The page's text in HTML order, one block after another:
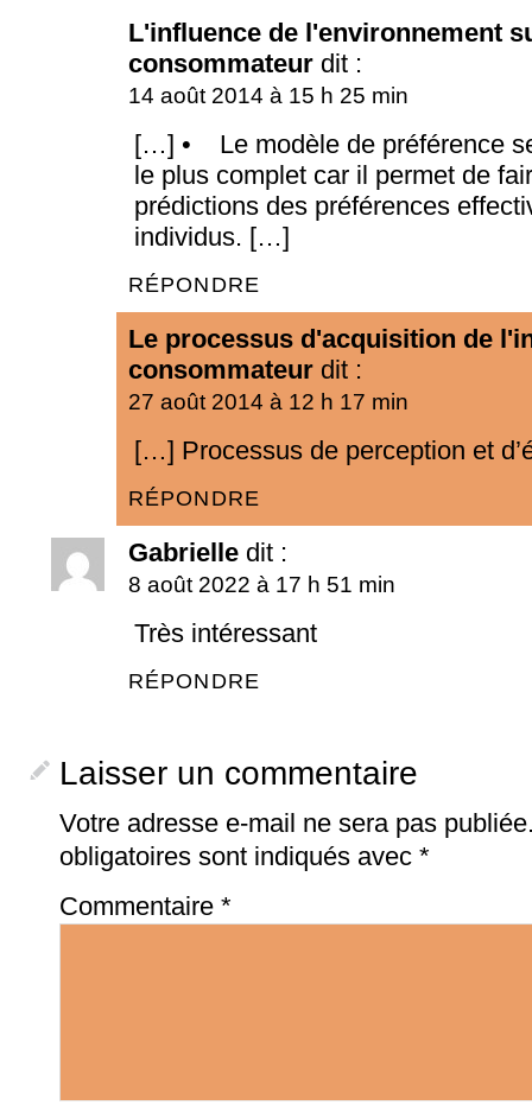
L'influence de l'environnement
consommateur dit :
14 août 2014 à 15 h 25 min
[…] • Le modèle de préférence
le plus complet car il permet de
prédictions des préférences
individus. […]
RÉPONDRE
Le processus d'acquisition de
consommateur dit :
27 août 2014 à 12 h 17 min
[…] Processus de perception et
RÉPONDRE
Gabrielle dit :
8 août 2022 à 17 h 51 min
Très intéressant
RÉPONDRE
Laisser un commentaire
Votre adresse e-mail ne sera pas
obligatoires sont indiqués avec *
Commentaire *